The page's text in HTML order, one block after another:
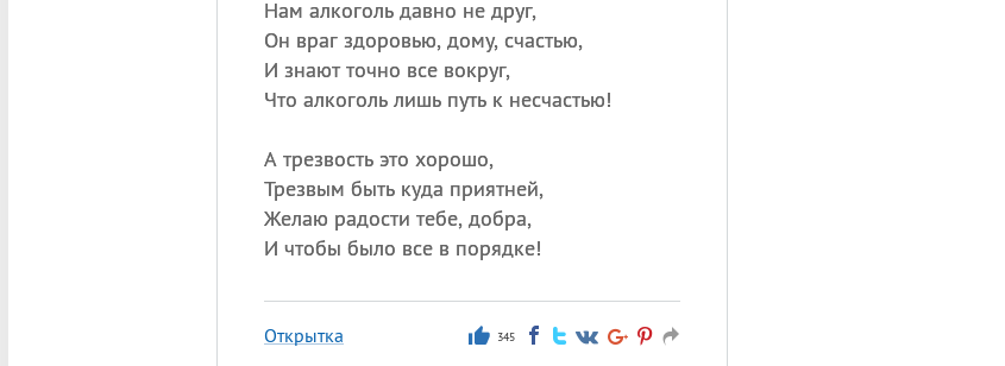
Нам алкоголь давно не друг,
Он враг здоровью, дому, счастью,
И знают точно все вокруг,
Что алкоголь лишь путь к несчастью!
А трезвость это хорошо,
Трезвым быть куда приятней,
Желаю радости тебе, добра,
И чтобы было все в порядке!
Открытка 345